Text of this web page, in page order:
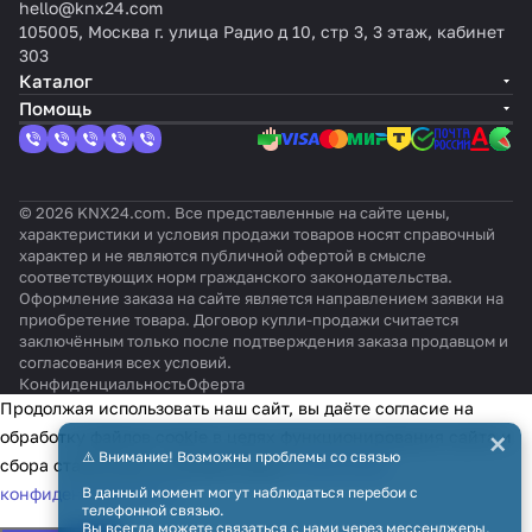
Stan
dart,
PD4N
-
KNXs
-ST-
FC
L-
KNX
цве
т: -
нок:
Без
:
Лат
ичн
ая
я кость
Шамп
hello@knx24.com
105005, Москва г. улица Радио д 10, стр 3, 3 этаж, кабинет
303
Каталог
Помощь
© 2026 KNX24.com. Все представленные на сайте цены,
характеристики и условия продажи товаров носят справочный
характер и не являются публичной офертой в смысле
соответствующих норм гражданского законодательства.
Оформление заказа на сайте является направлением заявки на
приобретение товара. Договор купли-продажи считается
заключённым только после подтверждения заказа продавцом и
согласования всех условий.
КонфиденциальностьОферта
⚠️ Внимание! Возможны проблемы со связью
В данный момент могут наблюдаться перебои с
телефонной связью.
Вы всегда можете связаться с нами через мессенджеры,
×
Продолжая использовать наш сайт, вы даёте согласие на
обработку файлов cookie в целях функционирования сайта и
сбора статистики в соответствии сполитикой
конфиденциальности